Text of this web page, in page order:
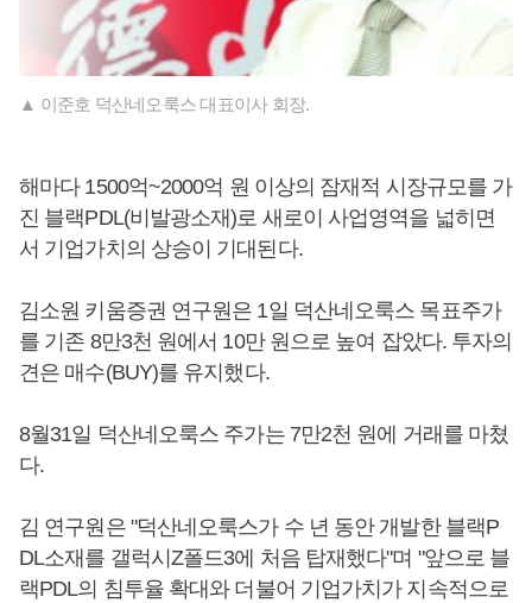
▲ 이준호 덕산네오룩스 대표이사 회장.
해마다 1500억~2000억 원 이상의 잠재적 시장규모를 가
진 블랙PDL(비발광소재)로 새로이 사업영역을 넓히면
서 기업가치의 상승이 기대된다.
김소원 키움증권 연구원은 1일 덕산네오룩스 목표주가
를 기존 8만3천 원에서 10만 원으로 높여 잡았다. 투자의
견은 매수(BUY)를 유지했다.
8월31일 덕산네오룩스 주가는 7만2천 원에 거래를 마쳤
다.
김 연구원은 "덕산네오룩스가 수 년 동안 개발한 블랙P
DL소재를 갤럭시Z폴드3에 처음 탑재했다"며 "앞으로 블
랙PDL의 침투율 확대와 더불어 기업가치가 지속적으로